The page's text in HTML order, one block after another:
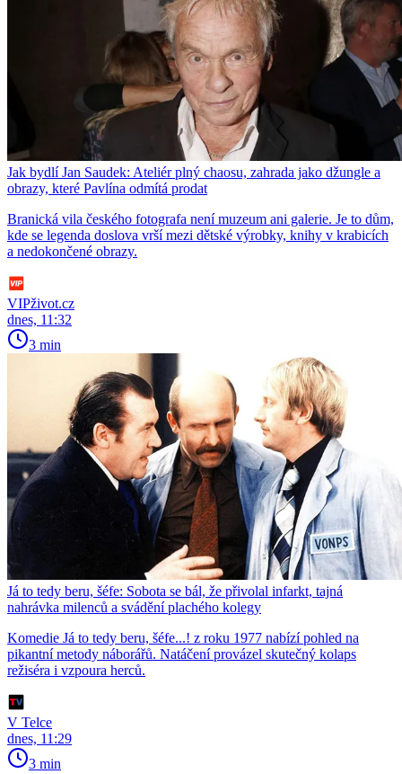
Jak bydlí Jan Saudek: Ateliér plný chaosu, zahrada jako džungle a
obrazy, které Pavlína odmítá prodat
Branická vila českého fotografa není muzeum ani galerie. Je to dům,
kde se legenda doslova vrší mezi dětské výrobky, knihy v krabicích
a nedokončené obrazy.
VIPživot.cz
dnes, 11:32
3 min
Já to tedy beru, šéfe: Sobota se bál, že přivolal infarkt, tajná
nahrávka milenců a svádění plachého kolegy
Komedie Já to tedy beru, šéfe...! z roku 1977 nabízí pohled na
pikantní metody náborářů. Natáčení provázel skutečný kolaps
režiséra i vzpoura herců.
V Telce
dnes, 11:29
3 min